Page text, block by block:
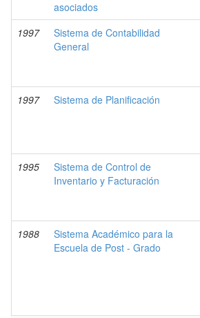
asociados
1997
Sistema de Contabilidad
General
1997
Sistema de Planificación
1995
Sistema de Control de
Inventario y Facturación
1988
Sistema Académico para la
Escuela de Post - Grado